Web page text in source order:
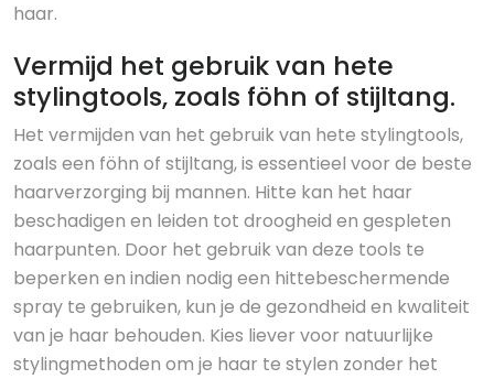
haar.
Vermijd het gebruik van hete
stylingtools, zoals föhn of stijltang.
Het vermijden van het gebruik van hete stylingtools,
zoals een föhn of stijltang, is essentieel voor de beste
haarverzorging bij mannen. Hitte kan het haar
beschadigen en leiden tot droogheid en gespleten
haarpunten. Door het gebruik van deze tools te
beperken en indien nodig een hittebeschermende
spray te gebruiken, kun je de gezondheid en kwaliteit
van je haar behouden. Kies liever voor natuurlijke
stylingmethoden om je haar te stylen zonder het